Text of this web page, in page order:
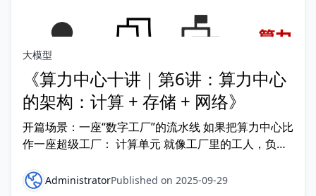
大模型
《算力中心十讲｜第6讲：算力中心
的架构：计算 + 存储 + 网络》
开篇场景：一座“数字工厂”的流水线 如果把算力中心比
作一座超级工厂： 计算单元 就像工厂里的工人，负责
网络系统AdministratorPublished on 2025-09-29